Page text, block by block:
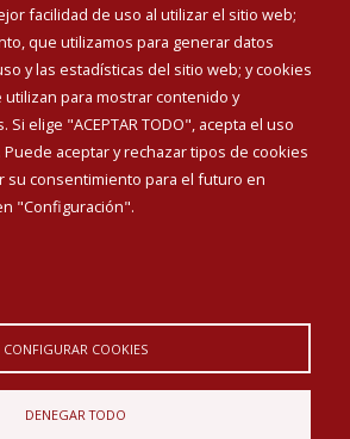
facilidad de uso al utilizar el sitio web;
que utilizamos para generar datos
y las estadísticas del sitio web; y cookies
para mostrar contenido y
elige "ACEPTAR TODO", acepta el uso
aceptar y rechazar tipos de cookies
su consentimiento para el futuro en
"Configuración".
CONFIGURAR COOKIES
DENEGAR TODO
INICIAR SESIÓN
MAPA WEB